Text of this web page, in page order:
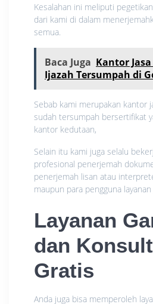
Kesalahan ini meliputi
dari kami di dalam
semua.
Baca Juga Kantor
Ijazah Tersumpah di
Sebab kami merupakan kantor
sudah tersumpah bersertifikat
kantor kedutaan,
Selain itu kami juga selalu
profesional penerjemah
penerjemah lisan atau
maupun para pengguna
Layanan
dan
Gratis
Anda juga bisa memperoleh